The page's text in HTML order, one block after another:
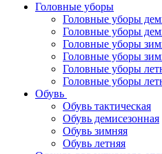
Головные уборы
Головные уборы
Головные уборы
Головные уборы
Головные уборы
Головные уборы
Головные уборы
Обувь
Обувь тактическая
Обувь демисезонная
Обувь зимняя
Обувь летняя